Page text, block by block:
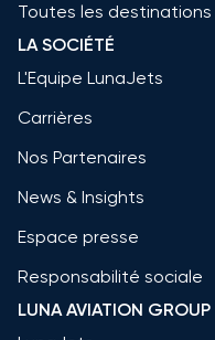
Toutes les destinations
LA SOCIÉTÉ
L'Equipe LunaJets
Carrières
Nos Partenaires
News & Insights
Espace presse
Responsabilité sociale
LUNA AVIATION GROUP